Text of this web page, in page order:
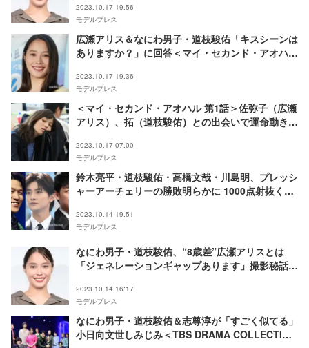
2023.10.17 19:56
モデルプレス
広瀬アリス＆なにわ男子・道枝駿佑「キスシーンは
ありますか？」に回答＜マイ・セカンド・アオハル
2023.10.17 19:36
モデルプレス
＜マイ・セカンド・アオハル 第1話＞佐弥子（広瀬
アリス）、拓（道枝駿佑）との出会いで運命動き出
2023.10.17 07:00
モデルプレス
鈴木亮平・道枝駿佑・高橋文哉・川島明、プレッシ
ャーアーチェリーの勝敗明らかに 1000点射抜く場
2023.10.14 19:51
モデルプレス
なにわ男子・道枝駿佑、“8歳差”広瀬アリスとは
「ジェネレーションギャップあります」撮影秘話語
2023.10.14 16:17
モデルプレス
なにわ男子・道枝駿佑＆志尊淳が「すごく似てる」
小日向文世しみじみ＜TBS DRAMA COLLECTION